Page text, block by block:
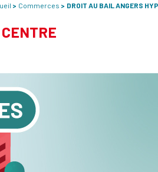
Commerces DROIT AU BAIL ANGERS